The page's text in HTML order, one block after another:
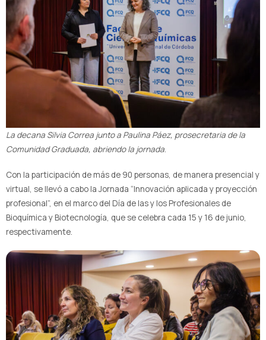
La decana Silvia Correa junto a Paulina Páez, prosecretaria de la
Comunidad Graduada, abriendo la jornada.
Con la participación de más de 90 personas, de manera presencial y
virtual, se llevó a cabo la Jornada “Innovación aplicada y proyección
profesional”, en el marco del Día de las y los Profesionales de
Bioquímica y Biotecnología, que se celebra cada 15 y 16 de junio,
respectivamente.